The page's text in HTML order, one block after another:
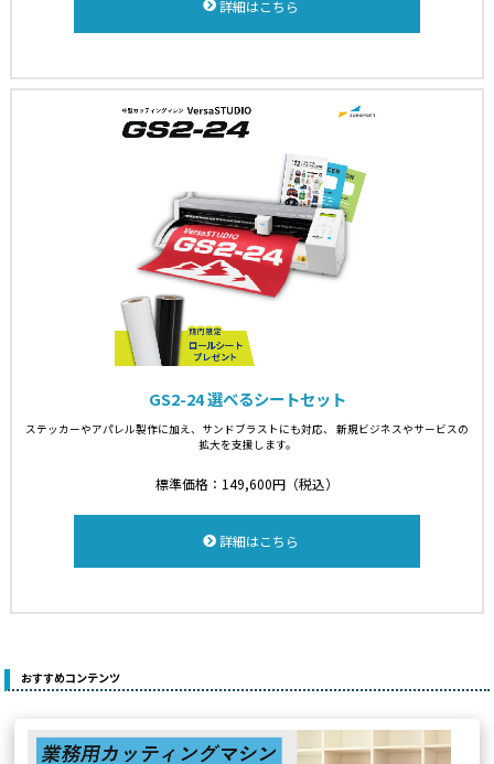
詳細はこちら
GS2-24 選べるシートセット
ステッカーやアパレル製作に加え、サンドブラストにも対応、
新規ビジネスやサービスの
拡大を支援します。
標準価格：149,600円（税込）
詳細はこちら
おすすめコンテンツ